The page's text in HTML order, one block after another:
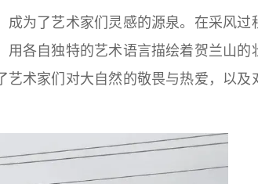
了艺术家们灵感的源泉。在采风过
各自独特的艺术语言描绘着贺兰山的
术家们对大自然的敬畏与热爱，以及